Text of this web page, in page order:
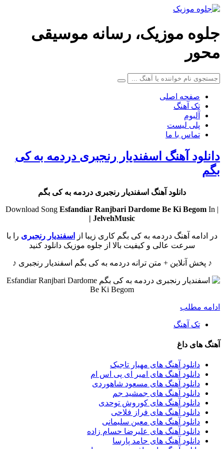
جلوه موزیک، رسانه موسیقی
محور
صفحه اصلی
تک آهنگ
آلبوم
پلی لیست
تماس با ما
دانلود آهنگ اسفندیار رنجبری دردمه به کی
بگم
دانلود آهنگ اسفندیار رنجبری دردمه به کی بگم
| Download Song
Esfandiar Ranjbari Dardome Be Ki Begom In
JelvehMusic |
در ادامه آهنگ دردمه به کی بگم کاری زیبا از اسفندیار رنجبری را با
سرعت عالی و کیفیت بالا از جلوه موزیک دانلود کنید
♪ پخش آنلاین + متن ترانه دردمه به کی بگم اسفندیار رنجبری ♪
ادامه مطلب
تک آهنگ
آهنگ های داغ
دانلود آهنگ های مهیار تاجیک
دانلود آهنگ های امیر ای پی اس ام
دانلود آهنگ های مسعود شاهوردی
دانلود آهنگ های جمشید جم
دانلود آهنگ های کوروش توحدی
دانلود آهنگ های فراز فلاحی
دانلود آهنگ های معین سلیمانی
دانلود آهنگ های علیرضا حسام زاده
دانلود آهنگ های حامد پارسا